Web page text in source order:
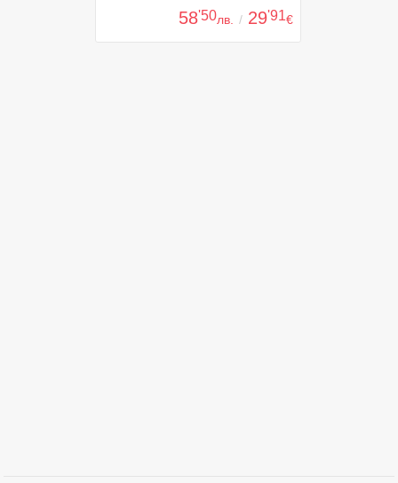
58'50лв. / 29'91€